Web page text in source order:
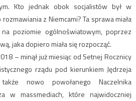
Kto jednak obok socjalistów był w
z Niemcami? Ta sprawa miała
poziomie ogólnoświatowym, poprzez
jaka dopiero miała się rozpocząć.
– minął już miesiąc od Setnej Rocznicy
rządu pod kierunkiem Jędrzeja
nowo powołanego Naczelnika
w massmediach, które najwidoczniej